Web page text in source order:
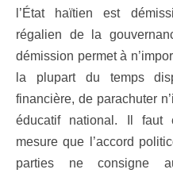
l’État haïtien est
régalien de la
démission permet à
la plupart du temps
financière, de parachuter
éducatif national. Il faut
mesure que l’accord
parties ne consigne